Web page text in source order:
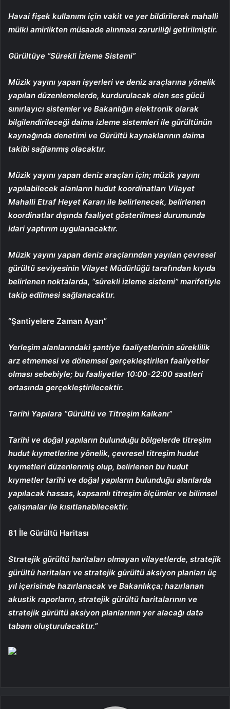
Havai fişek kullanımı için vakit ve yer bildirilerek mahalli
mülki amirlikten müsaade alınması zaruriliği getirilmiştir.
Gürültüye “Sürekli İzleme Sistemi”
Müzik yayını yapan işyerleri ve deniz araçlarına yönelik
yapılan düzenlemelerde, kurdurulacak olan ses gücü
sınırlayıcı sistemler ve Bakanlığın elektronik olarak
bilgilendirileceği daima izleme sistemleri ile gürültünün
kaynağında denetimi ve Gürültü kaynaklarının daima
takibi sağlanmış olacaktır.
Müzik yayını yapan deniz araçları için; müzik yayını
yapılabilecek alanların hudut koordinatları Vilayet
Mahalli Etraf Heyet Kararı ile belirlenecek, belirlenen
koordinatlar dışında faaliyet gösterilmesi durumunda
idari yaptırım uygulanacaktır.
Müzik yayını yapan deniz araçlarından yayılan çevresel
gürültü seviyesinin Vilayet Müdürlüğü tarafından kıyıda
belirlenen noktalarda, “sürekli izleme sistemi” marifetiyle
takip edilmesi sağlanacaktır.
“Şantiyelere Zaman Ayarı”
Yerleşim alanlarındaki şantiye faaliyetlerinin süreklilik
arz etmemesi ve dönemsel gerçekleştirilen faaliyetler
olması sebebiyle; bu faaliyetler 10:00-22:00 saatleri
ortasında gerçekleştirilecektir.
Tarihi Yapılara “Gürültü ve Titreşim Kalkanı”
Tarihi ve doğal yapıların bulunduğu bölgelerde titreşim
hudut kıymetlerine yönelik, çevresel titreşim hudut
kıymetleri düzenlenmiş olup, belirlenen bu hudut
kıymetler tarihi ve doğal yapıların bulunduğu alanlarda
yapılacak hassas, kapsamlı titreşim ölçümler ve bilimsel
çalışmalar ile kısıtlanabilecektir.
81 İle Gürültü Haritası
Stratejik gürültü haritaları olmayan vilayetlerde, stratejik
gürültü haritaları ve stratejik gürültü aksiyon planları üç
yıl içerisinde hazırlanacak ve Bakanlıkça; hazırlanan
akustik raporların, stratejik gürültü haritalarının ve
stratejik gürültü aksiyon planlarının yer alacağı data
tabanı oluşturulacaktır.”